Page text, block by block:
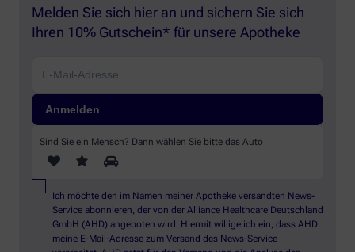
Melden Sie sich hier an und sichern Sie sich
Ihren 10% Gutschein* für unsere Apotheke
Sind Sie ein Mensch? Dann wählen Sie bitte das Auto
Ich möchte den im Namen meiner Apotheke versandten News-
Service abonnieren, der von der Alliance Healthcare Deutschland
GmbH (AHD) angeboten wird. Hiermit willige ich ein, dass AHD
meine E-Mail-Adresse zum Versand des News-Service